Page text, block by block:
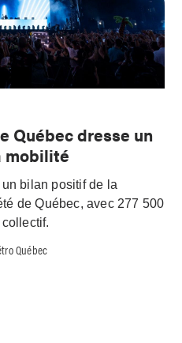
Québec dresse un
mobilité
bilan positif de la
de Québec, avec 277 500
Québec